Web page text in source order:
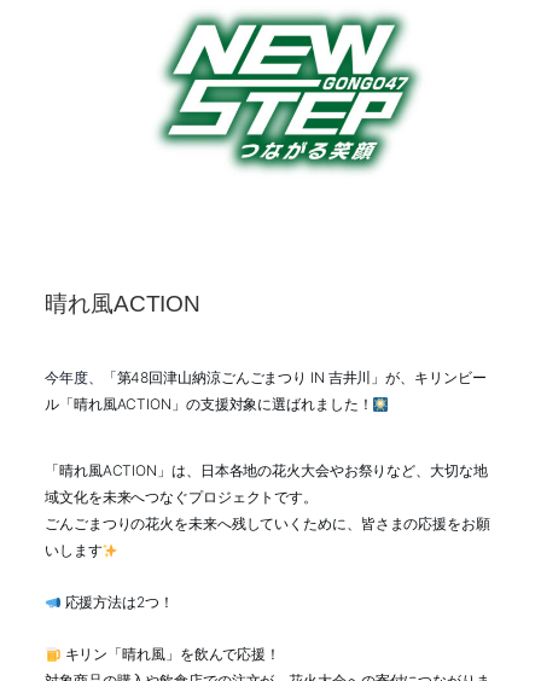
晴れ風ACTION
今年度、「第48回津山納涼ごんごまつり IN 吉井川」が、キリンビー
ル「晴れ風ACTION」の支援対象に選ばれました！
「晴れ風ACTION」は、日本各地の花火大会やお祭りなど、大切な地
域文化を未来へつなぐプロジェクトです。
ごんごまつりの花火を未来へ残していくために、皆さまの応援をお願
いします
応援方法は2つ！
キリン「晴れ風」を飲んで応援！